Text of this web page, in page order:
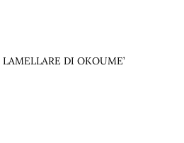
DI OKOUME’